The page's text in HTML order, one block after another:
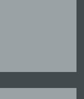
oder indirekt,
einer
zu einer
die